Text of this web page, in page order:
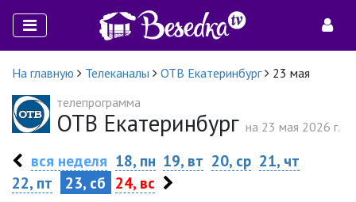
На главную Телеканалы ОТВ Екатеринбург
23 мая
телепрограмма
ОТВ Екатеринбург на 23 мая 2026 г.
вся неделя 18, пн 19, вт 20, ср 21, чт
22, пт
23, сб 24, вс